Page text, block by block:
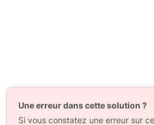
Une erreur dans cette solution ?
Si vous constatez une erreur sur